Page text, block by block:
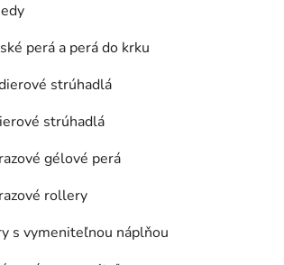
perá a perá do krku
strúhadlá
strúhadlá
gélové perá
rollery
s vymeniteľnou náplňou